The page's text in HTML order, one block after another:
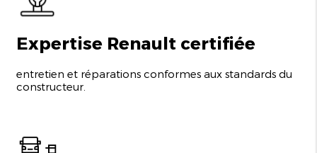
Expertise Renault certifiée
entretien et réparations conformes aux standards du
constructeur.